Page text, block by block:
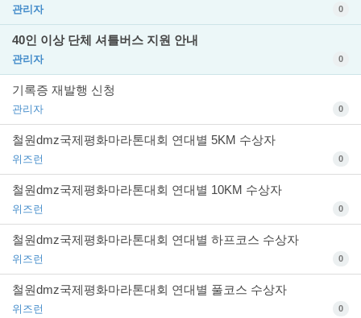
관리자 0
40인 이상 단체 셔틀버스 지원 안내
관리자 0
기록증 재발행 신청
관리자 0
철원dmz국제평화마라톤대회 연대별 5KM 수상자
위즈런 0
철원dmz국제평화마라톤대회 연대별 10KM 수상자
위즈런 0
철원dmz국제평화마라톤대회 연대별 하프코스 수상자
위즈런 0
철원dmz국제평화마라톤대회 연대별 풀코스 수상자
위즈런 0